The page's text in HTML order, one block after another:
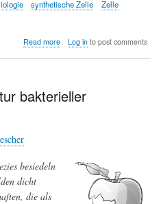
synthetische Zelle
Zelle
Read moreabout
Vom
Log into post comments
bakterieller
besiedeln
dicht
die als